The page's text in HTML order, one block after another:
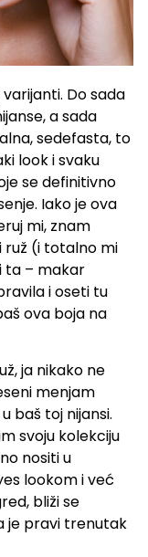
Do sada
a sada
sedefasta, to
look i svaku
se definitivno
Iako je ova
mi, znam
ruž (i totalno mi
ta – makar
i oseti tu
ova boja na
ja nikako ne
menjam
baš toj nijansi.
svoju kolekciju
nositi u
lookom i već
bliži se
je pravi trenutak